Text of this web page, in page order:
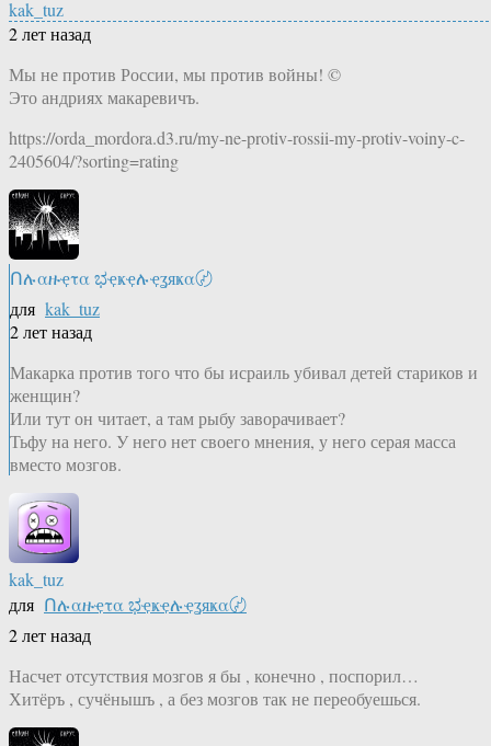
kak_tuz
2 лет назад
Мы не против России, мы против войны! ©
Это андриях макаревичъ.
https://orda_mordora.d3.ru/my-ne-protiv-rossii-my-protiv-voiny-c-
2405604/?sorting=rating
Ոሉαዙҿτα ಭҿҝҿሉҿʓяҝα〄
для kak_tuz
2 лет назад
Макарка против того что бы исраиль убивал детей стариков и
женщин?
Или тут он читает, а там рыбу заворачивает?
Тьфу на него. У него нет своего мнения, у него серая масса
вместо мозгов.
kak_tuz
для Ոሉαዙҿτα ಭҿҝҿሉҿʓяҝα〄
2 лет назад
Насчет отсутствия мозгов я бы , конечно , поспорил…
Хитёръ , сучёнышъ , а без мозгов так не переобуешься.